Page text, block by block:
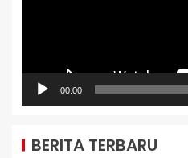
00:00
BERITA TERBARU